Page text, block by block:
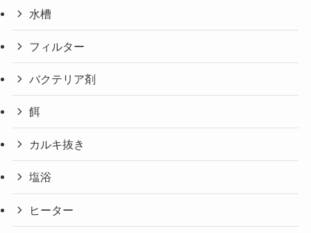
水槽
フィルター
バクテリア剤
餌
カルキ抜き
塩浴
ヒーター